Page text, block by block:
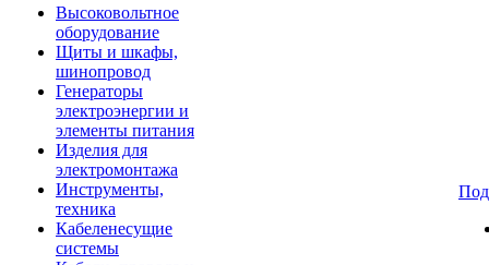
Высоковольтное
оборудование
Щиты и шкафы,
шинопровод
Генераторы
электроэнергии и
элементы питания
Изделия для
электромонтажа
Инструменты,
техника
Кабеленесущие
системы